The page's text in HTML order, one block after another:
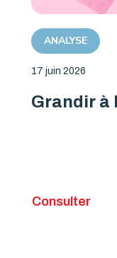
ANALYSE
17 juin 2026
Grandir à
Consulter